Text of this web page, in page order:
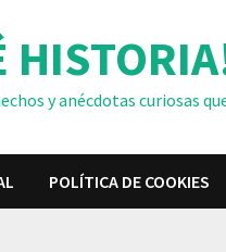
y anécdotas curiosas
POLÍTICA DE COOKIES